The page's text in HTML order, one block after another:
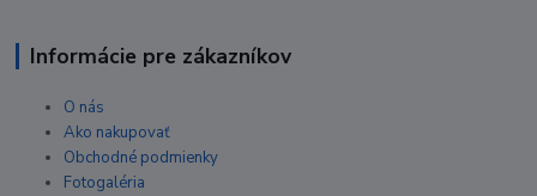
Informácie pre zákazníkov
O nás
Ako nakupovať
Obchodné podmienky
Fotogaléria